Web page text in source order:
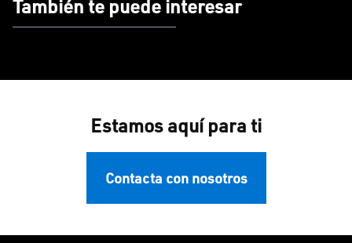
También te puede interesar
Estamos aquí para ti
Contacta con nosotros